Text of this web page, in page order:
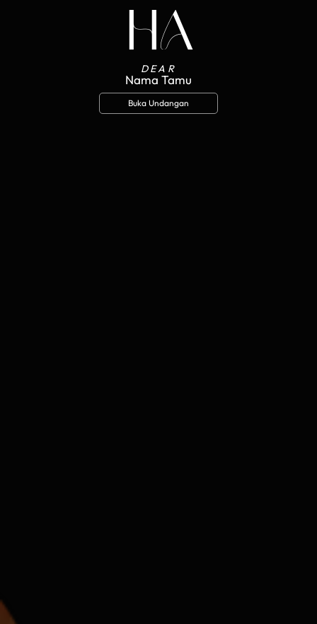
HA
DEAR
Nama Tamu
Buka Undangan
The Wedding of
HABIB & ADIBA
29. 12. 2025